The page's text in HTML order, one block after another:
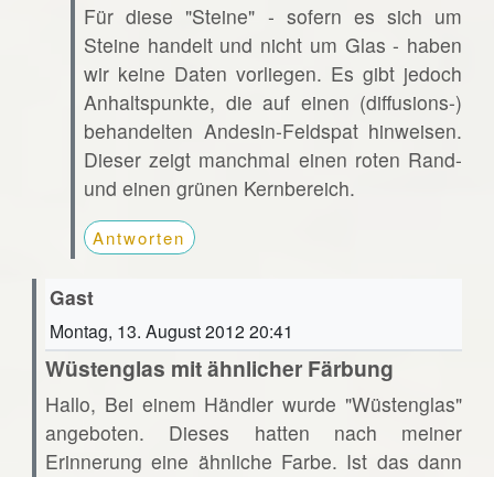
Für diese "Steine" - sofern es sich um
Steine handelt und nicht um Glas - haben
wir keine Daten vorliegen. Es gibt jedoch
Anhaltspunkte, die auf einen (diffusions-)
behandelten Andesin-Feldspat hinweisen.
Dieser zeigt manchmal einen roten Rand-
und einen grünen Kernbereich.
Antworten
Gast
Montag, 13. August 2012 20:41
Wüstenglas mit ähnlicher Färbung
Hallo, Bei einem Händler wurde "Wüstenglas"
angeboten. Dieses hatten nach meiner
Erinnerung eine ähnliche Farbe. Ist das dann